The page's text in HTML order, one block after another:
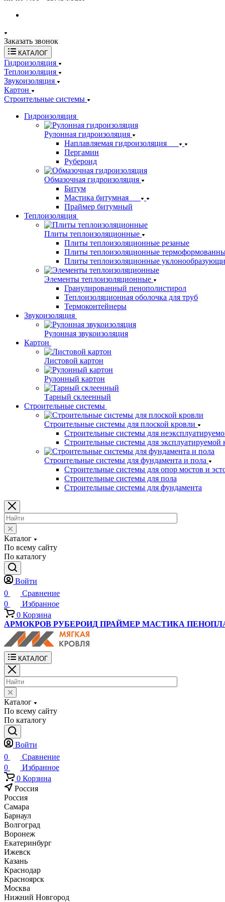
Заказать звонок
КАТАЛОГ
Гидроизоляция
Теплоизоляция
Звукоизоляция
Картон
Строительные системы
Гидроизоляция
Рулонная гидроизоляция
Наплавляемая гидроизоляция
Пергамин
Рубероид
Обмазочная гидроизоляция
Битум
Мастика битумная
Праймер битумный
Теплоизоляция
Плиты теплоизоляционные
Плиты теплоизоляционные резаные
Плиты теплоизоляционные
Плиты теплоизоляционные
Элементы теплоизоляционные
Гранулированный пенополистирол
Теплоизоляционная оболочка для труб
Термоконтейнеры
Звукоизоляция
Рулонная звукоизоляция
Картон
Листовой картон
Рулонный картон
Тарный склеенный
Строительные системы
Строительные системы для плоской кровли
Строительные системы для
Строительные системы для эксплуатируемой
Строительные системы для фундамента и пола
Строительные системы для опор мостов и
Строительные системы для пола
Строительные системы для фундамента
Каталог
По всему сайту
По каталогу
Войти
0
Сравнение
0
Избранное
0 Корзина
АРМОКРОВ РУБЕРОИД ПРАЙМЕР МАСТИКА
КАТАЛОГ
Каталог
По всему сайту
По каталогу
Войти
0
Сравнение
0
Избранное
0 Корзина
Россия
Россия
Самара
Барнаул
Волгоград
Воронеж
Екатеринбург
Ижевск
Казань
Краснодар
Красноярск
Москва
Нижний Новгород